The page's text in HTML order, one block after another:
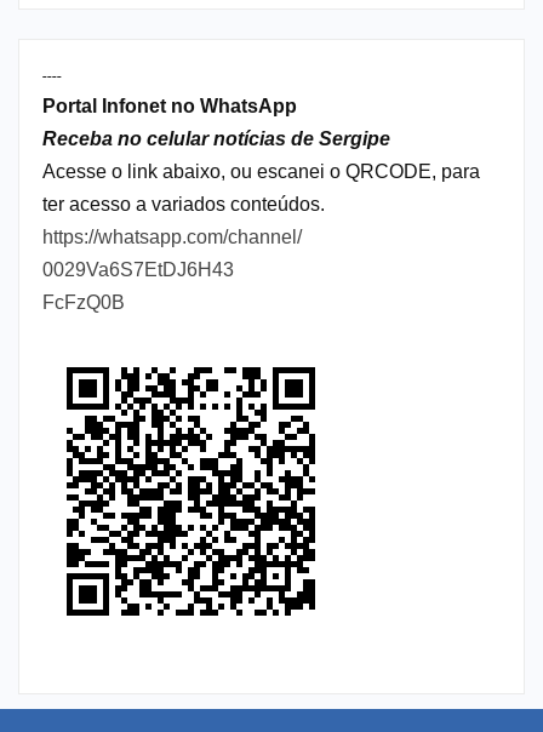
----
Portal Infonet no WhatsApp
Receba no celular notícias de Sergipe
Acesse o link abaixo, ou escanei o QRCODE, para
ter acesso a variados conteúdos.
https://whatsapp.com/channel/
0029Va6S7EtDJ6H43
FcFzQ0B